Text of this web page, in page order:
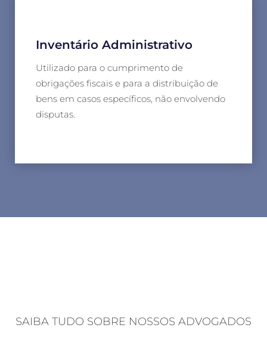
Inventário Administrativo
Utilizado para o cumprimento de
obrigações fiscais e para a distribuição de
bens em casos específicos, não envolvendo
disputas.
SAIBA TUDO SOBRE NOSSOS ADVOGADOS